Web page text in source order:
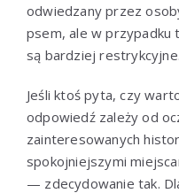
odwiedzany przez
psem, ale w
są bardziej restrykcyjne.
Jeśli ktoś pyta, czy
odpowiedź zależy od
zainteresowanych
spokojniejszymi
— zdecydowanie tak.